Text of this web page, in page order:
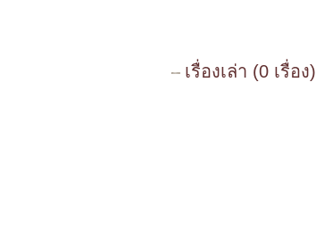
เรื่องเล่า (0 เรื่อง)